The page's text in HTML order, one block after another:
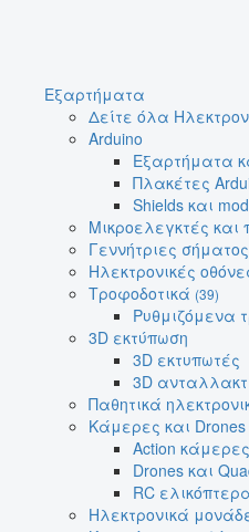
Εξαρτήματα
Δείτε όλα
Arduino
Εξαρτήματα
Πλακέτες
Shields και
Μικροελεγκτές
Γεννήτριες σήματος
Ηλεκτρονικές
Τροφοδοτικά (39)
Ρυθμιζόμενα
3D εκτύπωση
3D εκτυπωτές
3D
Παθητικά
Κάμερες και Drones
Action κάμερες
Drones και
RC
Ηλεκτρονικά